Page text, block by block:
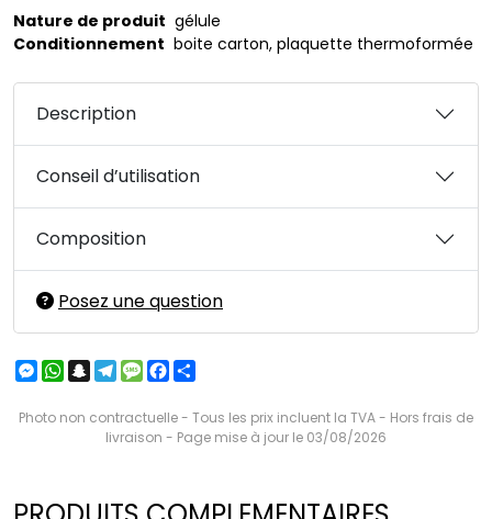
Nature de produit gélule
Conditionnement boite carton, plaquette thermoformée
Description
Conseil d’utilisation
Composition
Posez une question
Messenger
WhatsApp
Snapchat
Telegram
MessageFacebook
Photo non contractuelle - Tous les prix incluent la TVA - Hors frais de
livraison - Page mise à jour le 03/08/2026